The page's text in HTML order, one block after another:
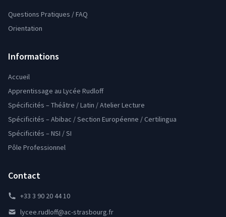
Questions Pratiques / FAQ
Orientation
Informations
Accueil
Apprentissage au Lycée Rudloff
Spécificités – Théâtre / Latin / Atelier Lecture
Spécificités – Abibac / Section Européenne / Certilingua
Spécificités – NSI / SI
Pôle Professionnel
Contact
+33 3 90 20 44 10
lycee.rudloff@ac-strasbourg.fr